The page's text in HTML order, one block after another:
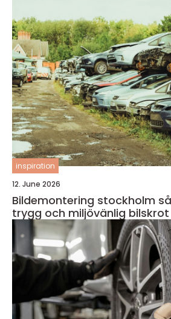
inspiration
12. June 2026
Bildemontering stockholm så fungerar en
trygg och miljövänlig bilskrot